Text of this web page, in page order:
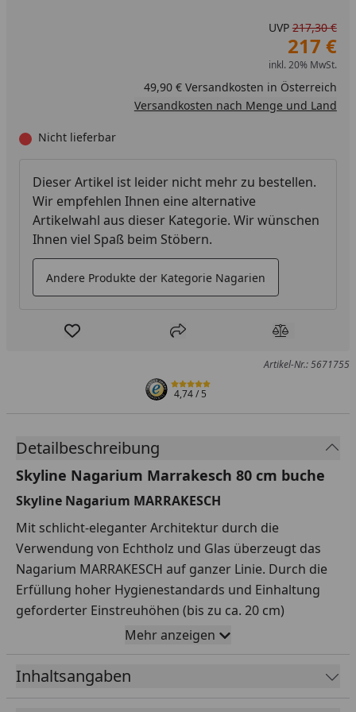
UVP 217,30 €
217 €
inkl. 20% MwSt.
49,90 € Versandkosten in Österreich
Versandkosten nach Menge und Land
Nicht lieferbar
Dieser Artikel ist leider nicht mehr zu bestellen.
Wir empfehlen Ihnen eine alternative
Artikelwahl aus dieser Kategorie. Wir wünschen
Ihnen viel Spaß beim Stöbern.
Andere Produkte der Kategorie Nagarien
Produkt zur Wunschliste hinzufügen
Teilen Produkt
Artikel-Nr.: 5671755
4,74/ 5
Detailbeschreibung
Skyline Nagarium Marrakesch 80 cm buche
Skyline Nagarium MARRAKESCH
Mit schlicht-eleganter Architektur durch die
Verwendung von Echtholz und Glas überzeugt das
Nagarium MARRAKESCH auf ganzer Linie. Durch die
Erfüllung hoher Hygienestandards und Einhaltung
geforderter Einstreuhöhen (bis zu ca. 20 cm)
begeistert der MARRAKESCH jeden Nagerfreund. Zur
Reinigung kann die vordere Scheibe hochgeschoben
werden, so kann man ohne Anstrengung das alte
Mehr anzeigen
Inhaltsangaben